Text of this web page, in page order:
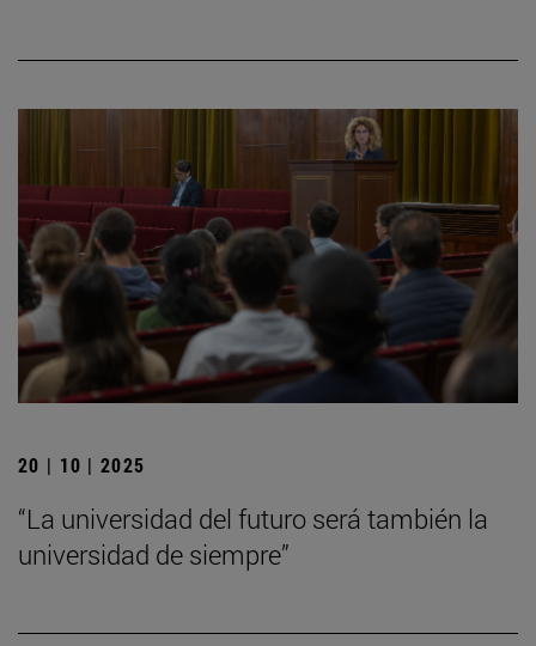
20 | 10 | 2025
“La universidad del futuro será también la
universidad de siempre”